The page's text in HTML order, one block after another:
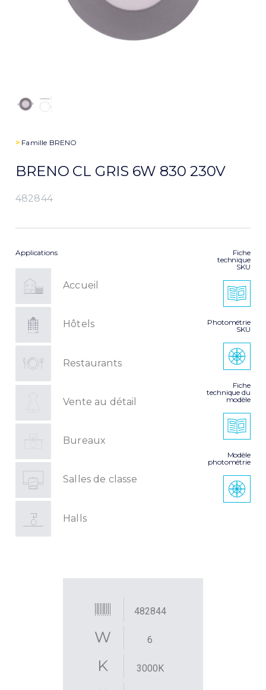
> Famille BRENO
BRENO CL GRIS 6W 830 230V
482844
Applications
Accueil
Hôtels
Restaurants
Vente au détail
Bureaux
Salles de classe
Halls
Fiche
technique
SKU
Photométrie
SKU
Fiche
technique du
modèle
Modèle
photométrie
482844
6
3000K